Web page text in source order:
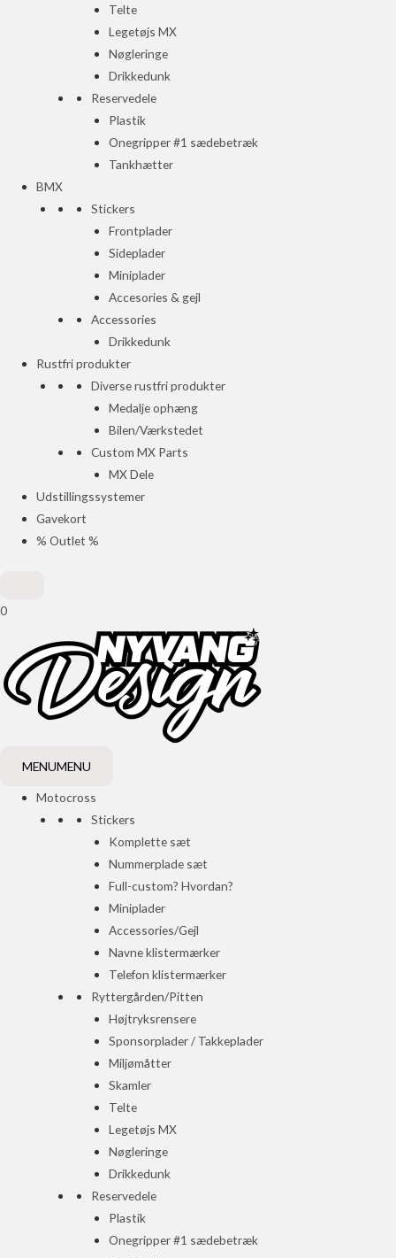
Telte
Legetøjs MX
Nøgleringe
Drikkedunk
Reservedele
Plastik
Onegripper #1 sædebetræk
Tankhætter
BMX
Stickers
Frontplader
Sideplader
Miniplader
Accesories & gejl
Accessories
Drikkedunk
Rustfri produkter
Diverse rustfri produkter
Medalje ophæng
Bilen/Værkstedet
Custom MX Parts
MX Dele
Udstillingssystemer
Gavekort
% Outlet %
0
MENUMENU
Motocross
Stickers
Komplette sæt
Nummerplade sæt
Full-custom? Hvordan?
Miniplader
Accessories/Gejl
Navne klistermærker
Telefon klistermærker
Ryttergården/Pitten
Højtryksrensere
Sponsorplader / Takkeplader
Miljømåtter
Skamler
Telte
Legetøjs MX
Nøgleringe
Drikkedunk
Reservedele
Plastik
Onegripper #1 sædebetræk